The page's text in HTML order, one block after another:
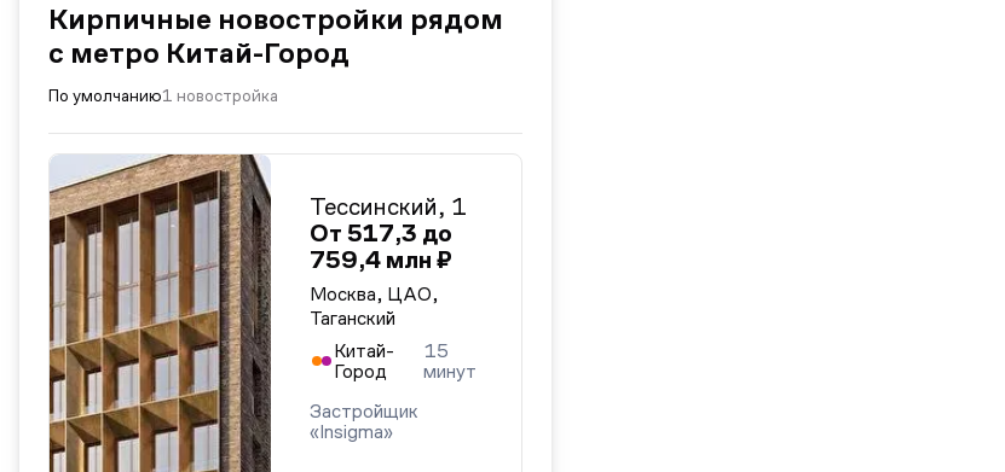
Кирпичные новостройки рядом
с метро Китай-Город
По умолчанию1 новостройка
Тессинский, 1
От 517,3 до
759,4 млн ₽
Москва, ЦАО,
Таганский
Китай-
Город
15
минут
Застройщик
«Insigma»